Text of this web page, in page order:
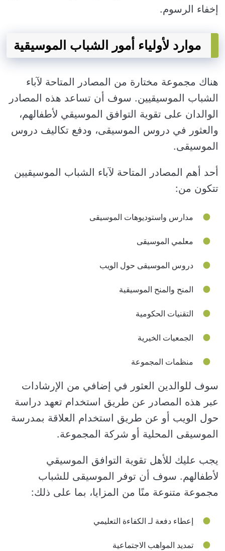
إخفاء الرسوم.
موارد لأولياء أمور الشباب الموسيقية
هناك مجموعة مختارة من المصادر المتاحة لآباء
الشباب الموسيقيين. سوف أن تساعد هذه المصادر
الوالدان على تقوية التوافق الموسيقي لأطفالهم،
والعثور في دروس الموسيقى، ودفع تكاليف دروس
الموسيقى.
أحد أهم المصادر المتاحة لآباء الشباب الموسيقيين
تتكون من:
مدارس واستوديوهات الموسيقى
معلمي الموسيقى
دروس الموسيقى حول الويب
المنح والمنح الموسيقية
التقنيات الحكومية
الجمعيات الخيرية
منظمات المجموعة
سوف للوالدين العثور في إضافي من الإرشادات
عبر هذه المصادر عن طريق استخدام تعهد دراسة
حول الويب أو عن طريق استخدام العلاقة بمدرسة
الموسيقى المحلية أو شركة المجموعة.
يجب عليك للأهل تقوية التوافق الموسيقي
لأطفالهم. سوف أن توفر الموسيقى للشباب
مجموعة متنوعة منًا من المزايا، بما على ذلك:
إعطاء دفعة لـ الكفاءة التعليمي
تمديد المواهب الاجتماعية